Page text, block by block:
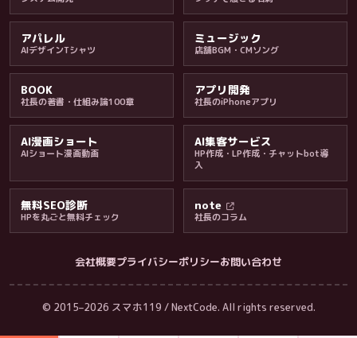
アパレル
AIデザインTシャツ
ミュージック
店舗BGM・CMソング
BOOK
社長の著書・仕組み論100章
アプリ開発
社長のiPhoneアプリ
AI漫画ショート
AIショート漫画動画
AI集客サービス
HP作成・LP作成・チャットbot導
入
無料SEO診断
HPを丸ごと無料チェック
note
社長のコラム
会社概要プライバシーポリシーお問い合わせ
© 2015–2026 スマホ119 / NextCode. All rights reserved.